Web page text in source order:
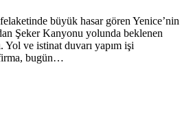
büyük hasar gören Yenice’nin
Şeker Kanyonu yolunda beklenen
Yol ve istinat duvarı yapım işi
bugün…